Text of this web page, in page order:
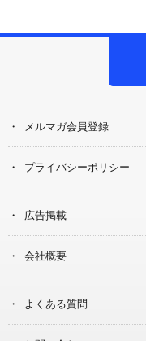
メルマガ会員登録
プライバシーポリシー
広告掲載
会社概要
よくある質問